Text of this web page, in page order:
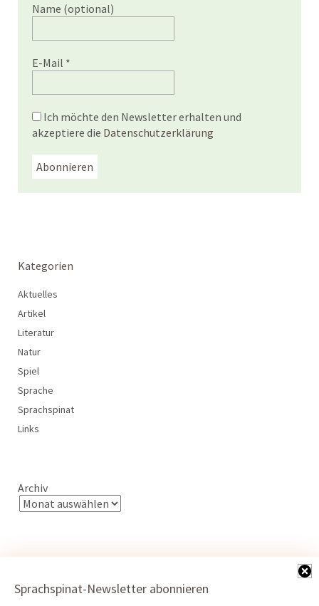
Name (optional)
E-Mail *
Ich möchte den Newsletter erhalten und
akzeptiere die Datenschutzerklärung
Kategorien
Aktuelles
Artikel
Literatur
Natur
Spiel
Sprache
Sprachspinat
Links
Archiv
Sprachspinat-Newsletter abonnieren